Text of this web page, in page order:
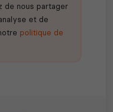
de nous partager
et de
politique de